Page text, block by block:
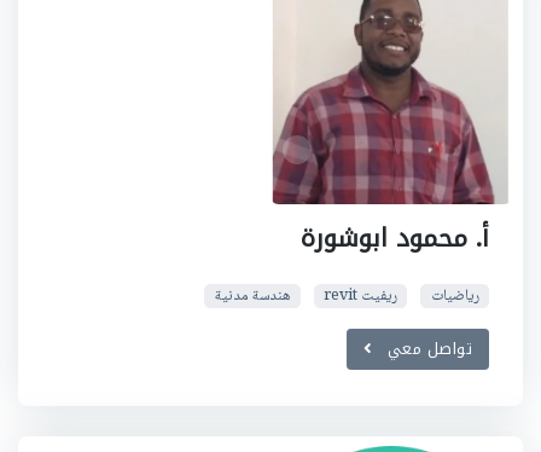
أ. محمود ابوشورة
رياضيات ريفيت revit هندسة مدنية
تواصل معي